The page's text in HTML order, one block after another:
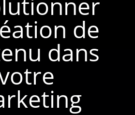
de
dans